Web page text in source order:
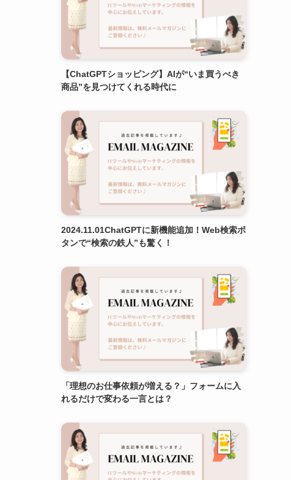
【ChatGPTショッピング】AIが“いま買うべき
商品”を見つけてくれる時代に
2024.11.01ChatGPTに新機能追加！Web検索ボ
タンで“検索の鉄人”も驚く！
「理想のお仕事依頼が増える？」フォームに入
れるだけで変わる一言とは？